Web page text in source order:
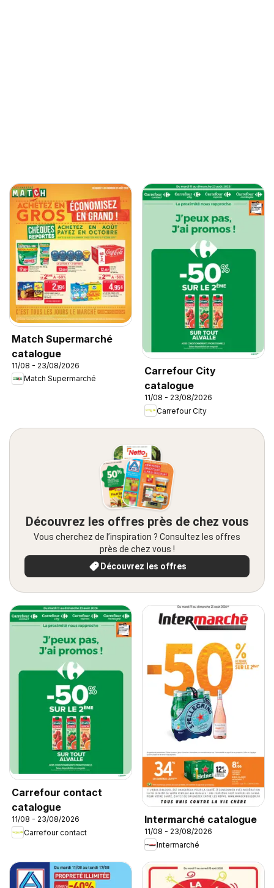
Match Supermarché
catalogue
11/08 - 23/08/2026
Match Supermarché
Carrefour City
catalogue
11/08 - 23/08/2026
Carrefour City
Découvrez les offres près de chez vous
Vous cherchez de l’inspiration ? Consultez les offres
près de chez vous !
Découvrez les offres
Carrefour contact
catalogue
11/08 - 23/08/2026
Carrefour contact
Intermarché catalogue
11/08 - 23/08/2026
Intermarché